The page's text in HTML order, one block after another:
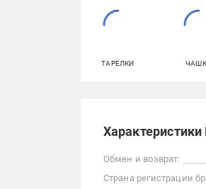
ТАРЕЛКИ
Обмен и возврат:
Страна регистрации